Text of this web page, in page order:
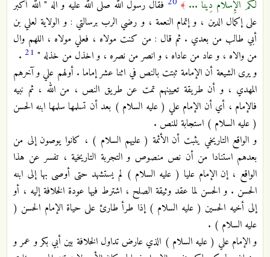
لَكُمُ الإِسْلاَمَ دِينًا ... ﴾
فقال رسول الله صلى الله عليه و آله " الله أكبر
على إكمال الدين ، و إتمام النعمة ، و رضي الرب برسالتي : و الولاية لعلي بن
أبي طالب من بعدي . ثم قال : من كنت مولاه ، فعلي مولاه ، اللهم وال
من والاه ، و عاد من عاداه ، و انصر من نصره ، و اخذل من خذله " 21
.
و يرى الشيعة أن الإمامة ثبتت بالنص في اثنا عشر إماما . أولهم علي و آخرهم
المهدي ، و أن طريقة تعيينهم تمت عن طريق النص ، من الله ، ثم نبيه
فالإمام ، أي أن الإمام علي ( عليه السلام ) بعد أن تسلمها سلمها ابنه الحسن
( عليه السلام ) استجابة للنص .
و الواقع التاريخي يثبت أن الأئمة ( عليهم السلام ) ، كانوا يوصون إلى من
بعدهم استنادا من أن نص منصوص و التجربة التاريخية ، تفسر عن هذا
الواقع ، إن الإمام عليا ( عليه السلام ) لم يستشهد حتى أوصى بها إلى ابنه
الحسن . و الحسن لما عقد وثيقة الصلح ، اشترط فيها عودة الخلافة إليه ، أو
إلى أخيه الحسين ( عليه السلام ) إذا طرأ طارئ على حياة الإمام الحسن (
عليه السلام ) .
و الإمام علي ( عليه السلام ) الذي عارض تداول الخلافة بين أبي بكر و عمر و